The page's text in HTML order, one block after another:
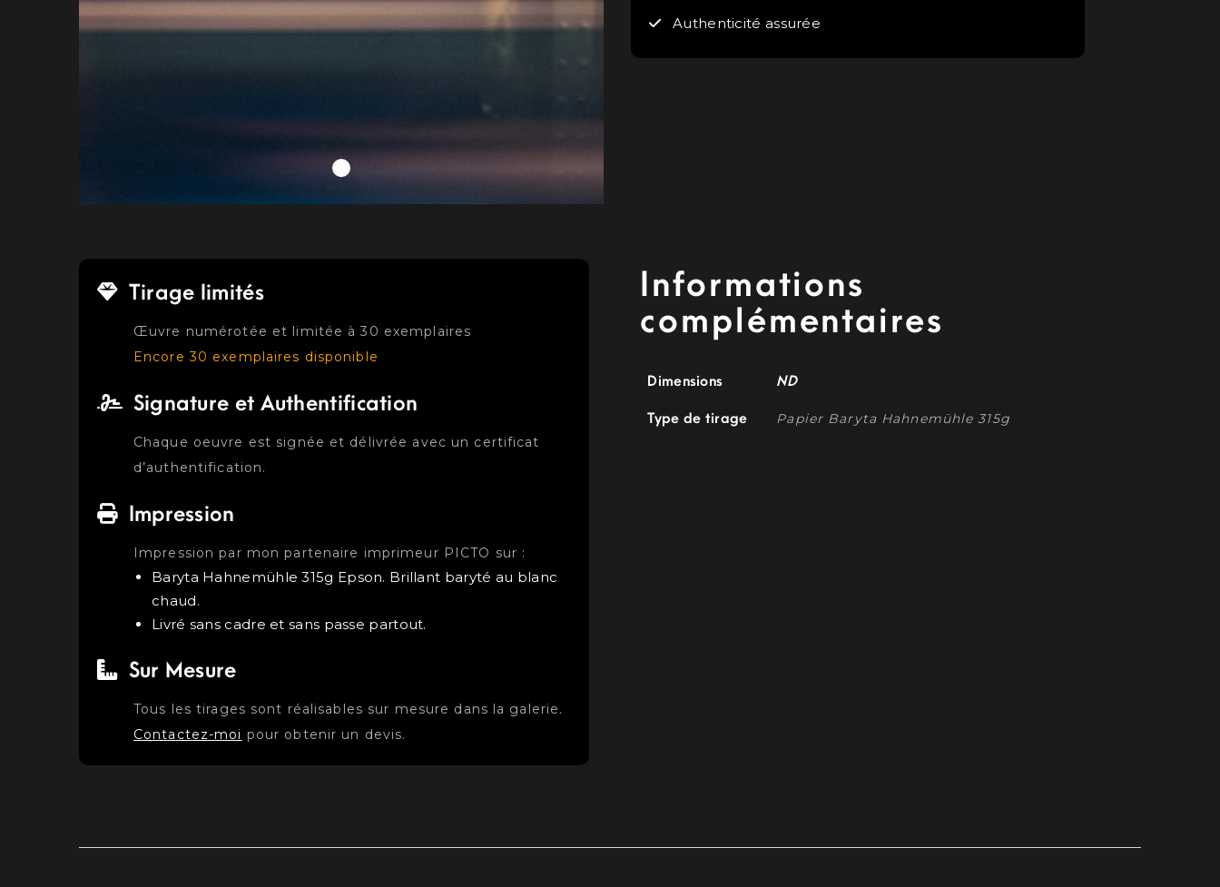
Authenticité assurée
Tirage limités
Œuvre numérotée et limitée à 30 exemplaires
Encore 30 exemplaires disponible
Signature et Authentification
Chaque oeuvre est signée et délivrée avec un certificat
d’authentification.
Impression
Impression par mon partenaire imprimeur PICTO sur :
Baryta Hahnemühle 315g Epson. Brillant baryté au blanc
chaud.
Livré sans cadre et sans passe partout.
Sur Mesure
Tous les tirages sont réalisables sur mesure dans la galerie.
Contactez-moi pour obtenir un devis.
Informations
complémentaires
Dimensions ND
Type de tirage Papier Baryta Hahnemühle 315g